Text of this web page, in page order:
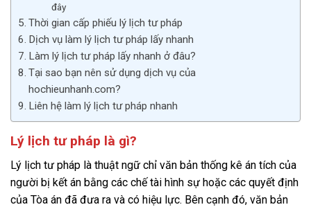
đây
Thời gian cấp phiếu lý lịch tư pháp
Dịch vụ làm lý lịch tư pháp lấy nhanh
Làm lý lịch tư pháp lấy nhanh ở đâu?
Tại sao bạn nên sử dụng dịch vụ của
hochieunhanh.com?
Liên hệ làm lý lịch tư pháp nhanh
Lý lịch tư pháp là gì?
Lý lịch tư pháp là thuật ngữ chỉ văn bản thống kê án tích của
người bị kết án bằng các chế tài hình sự hoặc các quyết định
của Tòa án đã đưa ra và có hiệu lực. Bên cạnh đó, văn bản